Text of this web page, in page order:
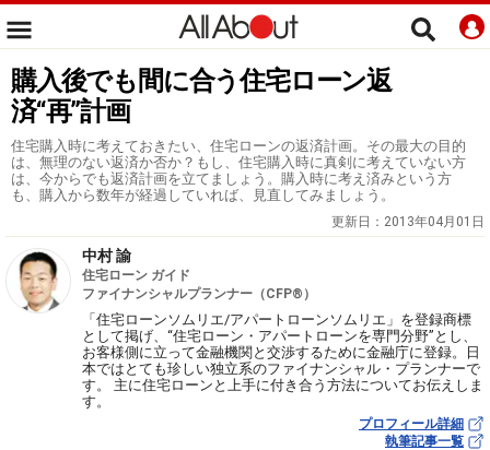
購入後でも間に合う住宅ローン返
済“再”計画
住宅購入時に考えておきたい、住宅ローンの返済計画。その最大の目的
は、無理のない返済か否か？もし、住宅購入時に真剣に考えていない方
は、今からでも返済計画を立てましょう。購入時に考え済みという方
も、購入から数年が経過していれば、見直してみましょう。
更新日： 2013年04月01日
中村 諭
住宅ローン ガイド
ファイナンシャルプランナー（CFP®）
「住宅ローンソムリエ/アパートローンソムリエ」を登録商標
として掲げ、“住宅ローン・アパートローンを専門分野”とし、
お客様側に立って金融機関と交渉するために金融庁に登録。日
本ではとても珍しい独立系のファイナンシャル・プランナーで
す。 主に住宅ローンと上手に付き合う方法についてお伝えしま
す。
プロフィール詳細
執筆記事一覧